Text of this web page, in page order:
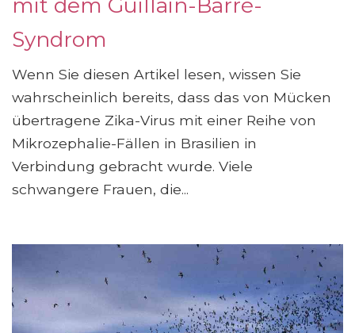
Syndrom
Wenn Sie diesen Artikel lesen, wissen Sie
wahrscheinlich bereits, dass das von Mücken
übertragene Zika-Virus mit einer Reihe von
Mikrozephalie-Fällen in Brasilien in
Verbindung gebracht wurde. Viele
schwangere Frauen, die...